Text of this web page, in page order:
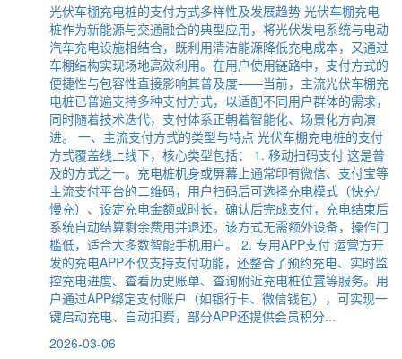
光伏车棚充电桩的支付方式多样性及发展趋势 光伏车棚充电
桩作为新能源与交通融合的典型应用，将光伏发电系统与电动
汽车充电设施相结合，既利用清洁能源降低充电成本，又通过
车棚结构实现场地高效利用。在用户使用链路中，支付方式的
便捷性与包容性直接影响其普及度——当前，主流光伏车棚充
电桩已普遍支持多种支付方式，以适配不同用户群体的需求，
同时随着技术迭代，支付体系正朝着智能化、场景化方向演
进。 一、主流支付方式的类型与特点 光伏车棚充电桩的支付
方式覆盖线上线下，核心类型包括： 1. 移动扫码支付 这是普
及的方式之一。充电桩机身或屏幕上通常印有微信、支付宝等
主流支付平台的二维码，用户扫码后可选择充电模式（快充/
慢充）、设定充电金额或时长，确认后完成支付，充电结束后
系统自动结算剩余费用并退还。该方式无需额外设备，操作门
槛低，适合大多数智能手机用户。 2. 专用APP支付 运营方开
发的充电APP不仅支持支付功能，还整合了预约充电、实时监
控充电进度、查看历史账单、查询附近充电桩位置等服务。用
户通过APP绑定支付账户（如银行卡、微信钱包），可实现一
键启动充电、自动扣费，部分APP还提供会员积分...
2026-03-06